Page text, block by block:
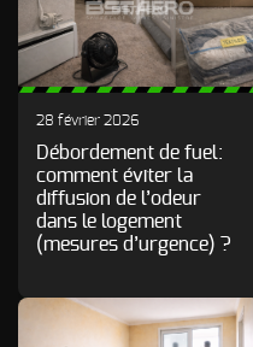
28 février 2026
Débordement de fuel:
comment éviter la
diffusion de l’odeur
dans le logement
(mesures d’urgence) ?